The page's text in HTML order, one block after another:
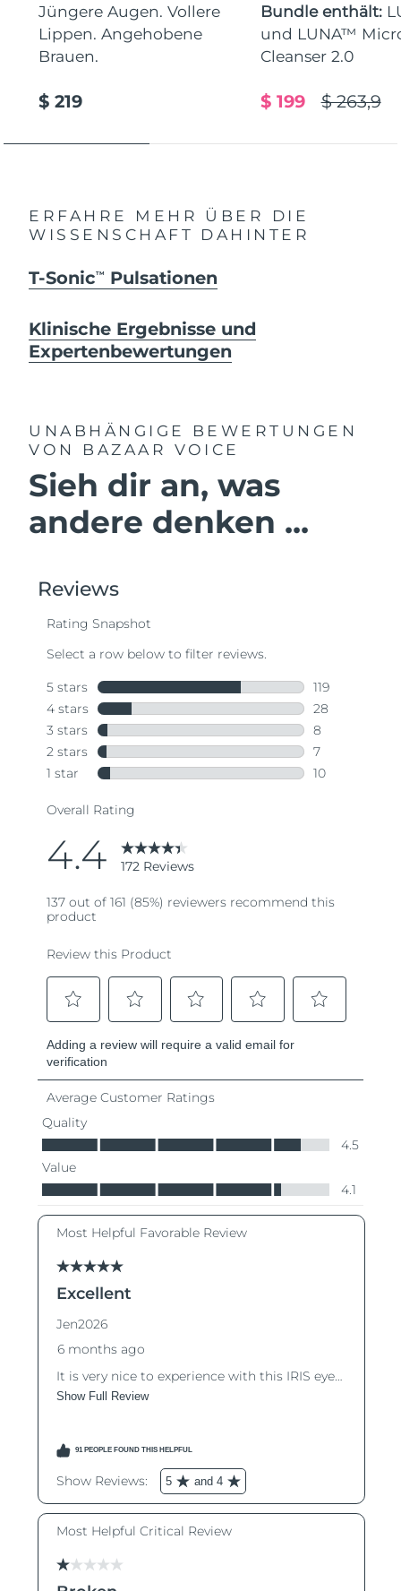
Jüngere Augen. Vollere
Lippen. Angehobene
Brauen.
$ 219
Bundle enthält:
und LUNA™
Cleanser 2.0
$ 263,9
$ 199
ERFAHRE MEHR ÜBER DIE
WISSENSCHAFT DAHINTER
T-SonicTM Pulsationen
Klinische Ergebnisse und
Expertenbewertungen
UNABHÄNGIGE BEWERTUNGEN
VON BAZAAR VOICE
Sieh dir an, was
andere denken ...